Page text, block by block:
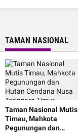
TAMAN NASIONAL
Taman Nasional Mutis
Timau, Mahkota
Pegunungan dan